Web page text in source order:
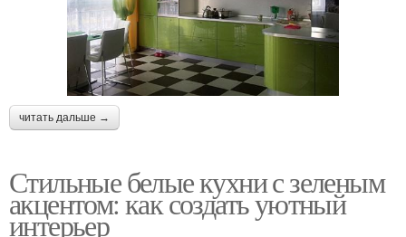
читать дальше →
Стильные белые кухни с зеленым
акцентом: как создать уютный
интерьер